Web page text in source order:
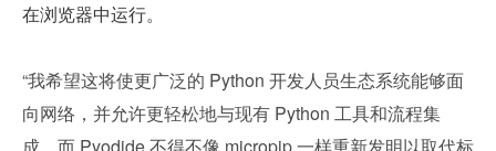
在浏览器中运行。
“我希望这将使更广泛的 Python 开发人员生态系统能够面
向网络，并允许更轻松地与现有 Python 工具和流程集